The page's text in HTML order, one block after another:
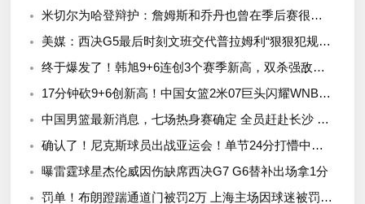
米切尔为哈登辩护：詹姆斯和乔丹也曾在季后赛很挣扎
美媒：西决G5最后时刻文班交代普拉姆利“狠狠犯规！”
终于爆发了！韩旭9+6连创3个赛季新高，双杀强敌，宫鲁鸣该欣慰了
17分钟砍9+6创新高！中国女篮2米07巨头闪耀WNBA：大秀梦幻舞步
中国男篮最新消息，七场热身赛确定 全员赶赴长沙 阵容调整继续进行
确认了！尼克斯球员出战亚运会！单节24分打懵中国男篮
曝雷霆球星杰伦威因伤缺席西决G7 G6替补出场拿1分
罚单！布朗蹬踹通道门被罚2万 上海主场因球迷被罚1万